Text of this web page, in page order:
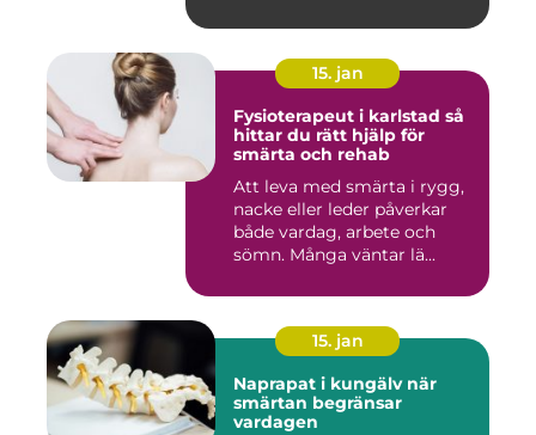
15. jan
Fysioterapeut i karlstad så
hittar du rätt hjälp för
smärta och rehab
Att leva med smärta i rygg,
nacke eller leder påverkar
både vardag, arbete och
sömn. Många väntar lä...
15. jan
Naprapat i kungälv när
smärtan begränsar
vardagen